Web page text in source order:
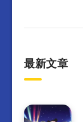
最新文章